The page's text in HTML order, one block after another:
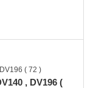
, DV196 (